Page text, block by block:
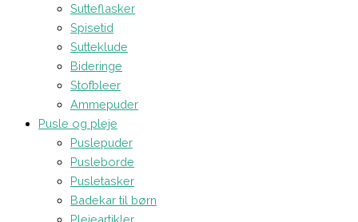
Sutteflasker
Spisetid
Sutteklude
Bideringe
Stofbleer
Ammepuder
Pusle og pleje
Puslepuder
Pusleborde
Pusletasker
Badekar til børn
Plejeartikler